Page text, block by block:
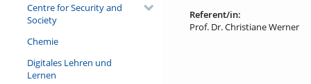
Centre for Security and
Society
Chemie
Digitales Lehren und
Lernen
Referent/in:
Prof. Dr. Christiane Werner